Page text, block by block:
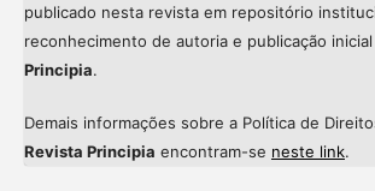
publicado nesta revista em repositório
reconhecimento de autoria e publicação
Principia.
Demais informações sobre a Política de
Revista Principia encontram-se neste link.